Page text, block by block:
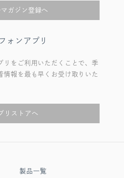
マガジン登録へ
ォンアプリ
リをご利用いただくことで、季
情報を最も早くお受け取りいた
リストアへ
製品一覧